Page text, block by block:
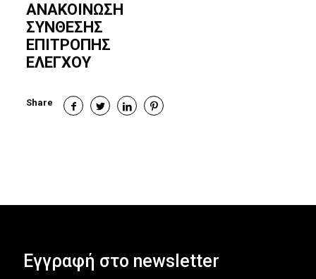
ΑΝΑΚΟΙΝΩΣΗ
ΣΥΝΘΕΣΗΣ
ΕΠΙΤΡΟΠΗΣ
ΕΛΕΓΧΟΥ
Share
Εγγραφή στο newsletter